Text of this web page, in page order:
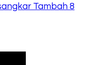
Tambah 8